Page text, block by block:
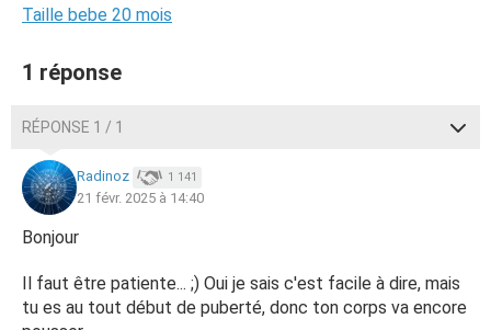
Taille bebe 20 mois
1 réponse
RÉPONSE 1 / 1
Radinoz 1 141
21 févr. 2025 à 14:40
Bonjour
Il faut être patiente... ;) Oui je sais c'est facile à dire, mais
tu es au tout début de puberté, donc ton corps va encore